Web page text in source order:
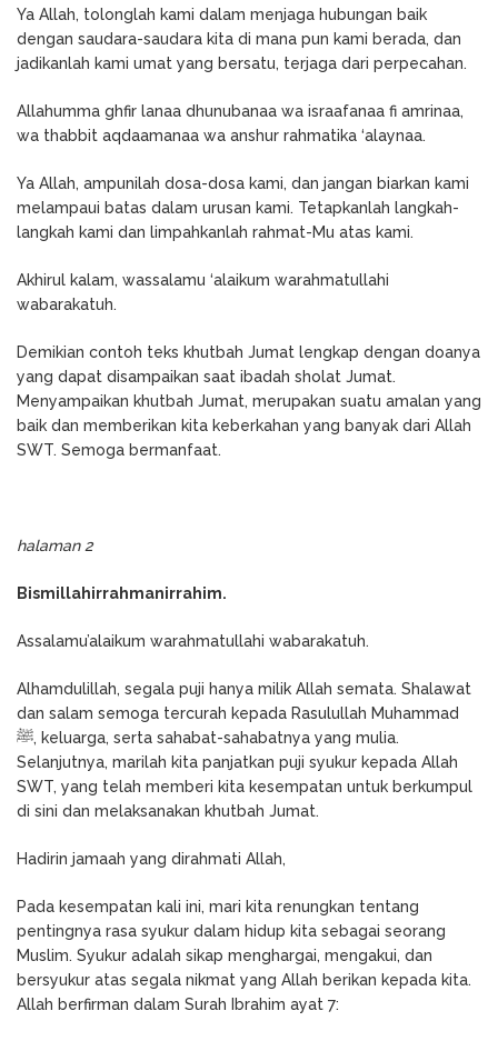
Ya Allah, tolonglah kami dalam menjaga hubungan baik
dengan saudara-saudara kita di mana pun kami berada, dan
jadikanlah kami umat yang bersatu, terjaga dari perpecahan.
Allahumma ghfir lanaa dhunubanaa wa israafanaa fi amrinaa,
wa thabbit aqdaamanaa wa anshur rahmatika ‘alaynaa.
Ya Allah, ampunilah dosa-dosa kami, dan jangan biarkan kami
melampaui batas dalam urusan kami. Tetapkanlah langkah-
langkah kami dan limpahkanlah rahmat-Mu atas kami.
Akhirul kalam, wassalamu ‘alaikum warahmatullahi
wabarakatuh.
Demikian contoh teks khutbah Jumat lengkap dengan doanya
yang dapat disampaikan saat ibadah sholat Jumat.
Menyampaikan khutbah Jumat, merupakan suatu amalan yang
baik dan memberikan kita keberkahan yang banyak dari Allah
SWT. Semoga bermanfaat.
halaman 2
Bismillahirrahmanirrahim.
Assalamu’alaikum warahmatullahi wabarakatuh.
Alhamdulillah, segala puji hanya milik Allah semata. Shalawat
dan salam semoga tercurah kepada Rasulullah Muhammad
ﷺ, keluarga, serta sahabat-sahabatnya yang mulia.
Selanjutnya, marilah kita panjatkan puji syukur kepada Allah
SWT, yang telah memberi kita kesempatan untuk berkumpul
di sini dan melaksanakan khutbah Jumat.
Hadirin jamaah yang dirahmati Allah,
Pada kesempatan kali ini, mari kita renungkan tentang
pentingnya rasa syukur dalam hidup kita sebagai seorang
Muslim. Syukur adalah sikap menghargai, mengakui, dan
bersyukur atas segala nikmat yang Allah berikan kepada kita.
Allah berfirman dalam Surah Ibrahim ayat 7: